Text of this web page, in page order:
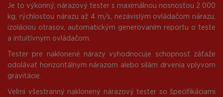
Je to výkonný, nárazový tester s maximálnou nosnosťou 2 000
kg, rýchlosťou nárazu až 4 m/s, nezávislým ovládačom nárazu,
izoláciou otrasov, automatickým generovaním reportu o teste
a intuitívnym ovládačom.
Tester pre naklonené nárazy vyhodnocuje schopnosť záťaže
odolávať horizontálnym nárazom alebo silám drvenia vplyvom
gravitácie.
Veľmi všestranný naklonený nárazový tester so špecifikáciami